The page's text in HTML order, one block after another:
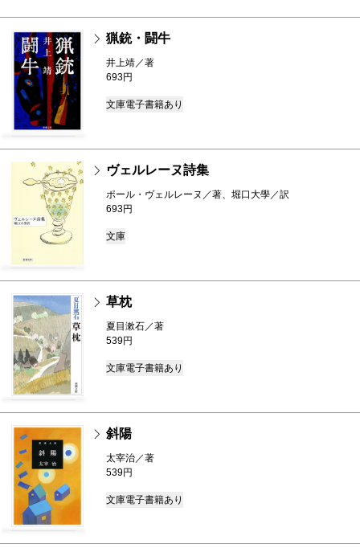
猟銃・闘牛
井上靖／著
693円
文庫電子書籍あり
ヴェルレーヌ詩集
ポール・ヴェルレーヌ／著、堀口大學／訳
693円
文庫
草枕
夏目漱石／著
539円
文庫電子書籍あり
斜陽
太宰治／著
539円
文庫電子書籍あり